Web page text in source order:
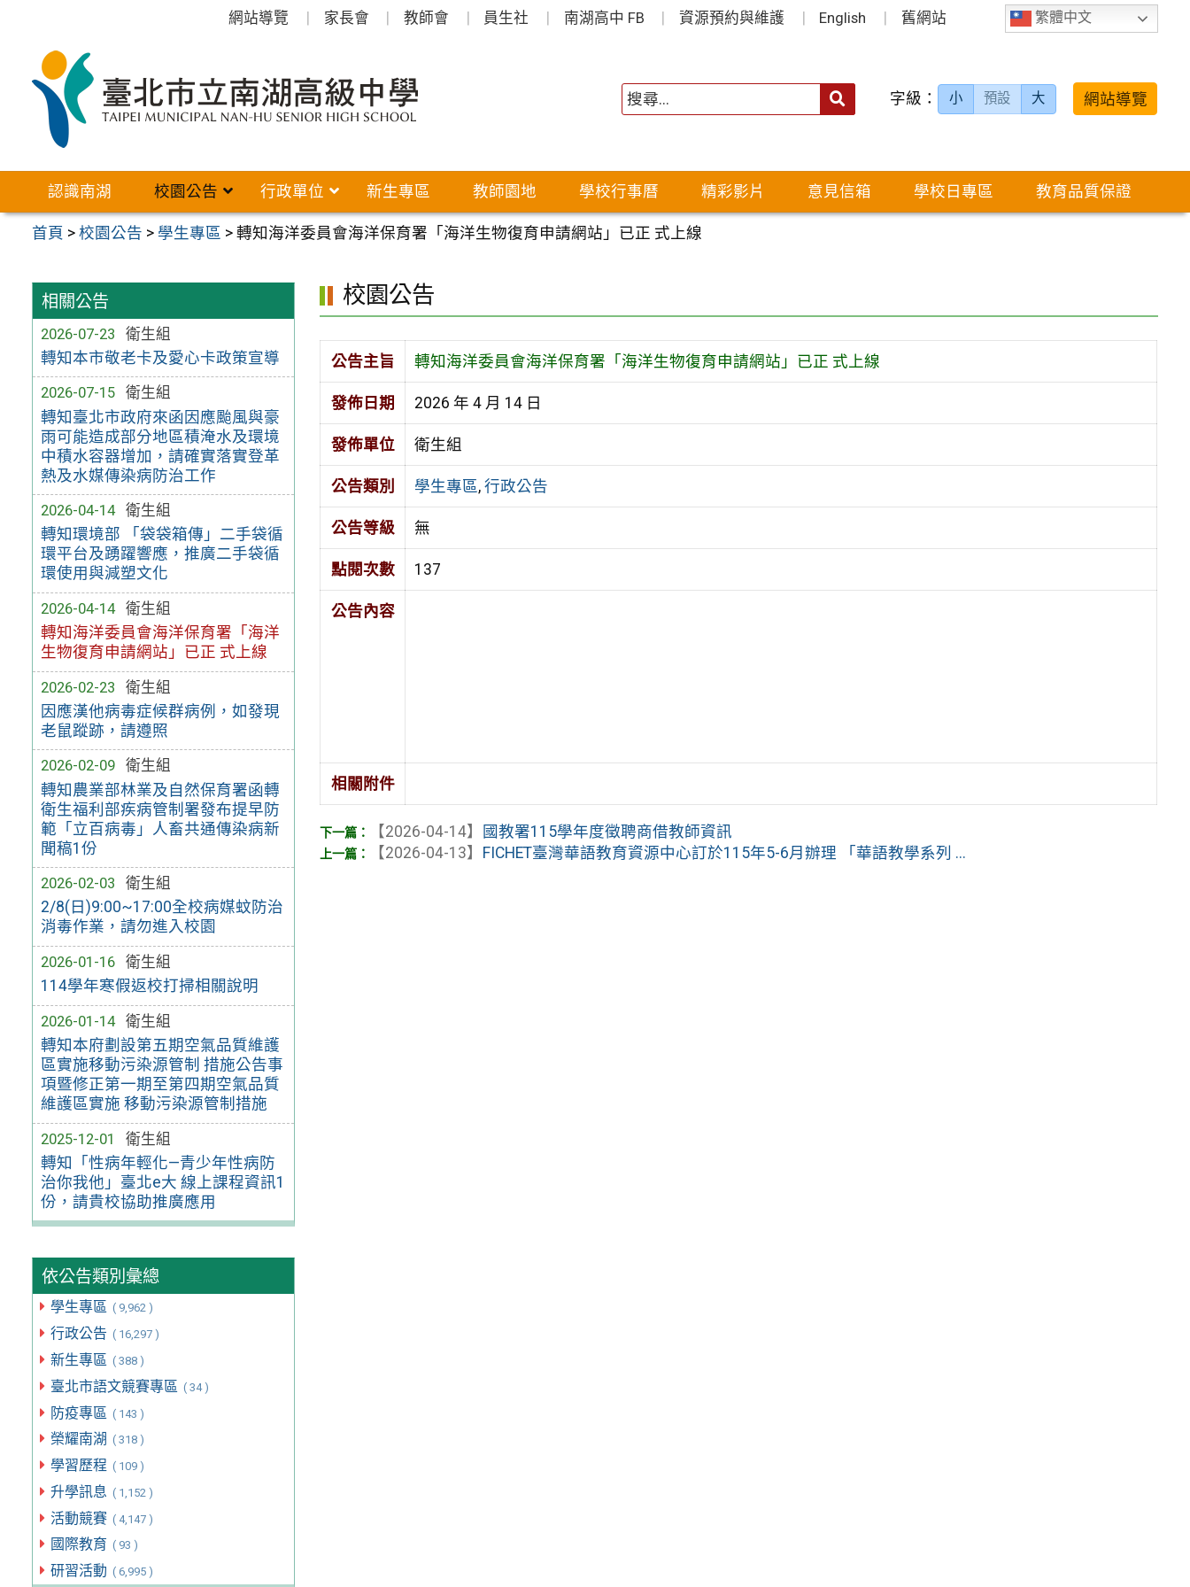
繁體中文
網站導覽 家長會 教師會 員生社 南湖高中 FB 資源預約與維護 English 舊網站
字級： 小 預設 大 網站導覽
認識南湖 校園公告 行政單位 新生專區 教師園地 學校行事曆 精彩影片 意見信箱 學校日專區 教育品質保證
首頁 >校園公告 > 學生專區 >轉知海洋委員會海洋保育署「海洋生物復育申請網站」已正 式上線
相關公告
2026-07-23
衛生組
轉知本市敬老卡及愛心卡政策宣導
2026-07-15
衛生組
轉知臺北市政府來函因應颱風與豪
雨可能造成部分地區積淹水及環境
中積水容器增加，請確實落實登革
熱及水媒傳染病防治工作
2026-04-14
衛生組
轉知環境部 「袋袋箱傳」二手袋循
環平台及踴躍響應，推廣二手袋循
環使用與減塑文化
2026-04-14
衛生組
轉知海洋委員會海洋保育署「海洋
生物復育申請網站」已正 式上線
2026-02-23
衛生組
因應漢他病毒症候群病例，如發現
老鼠蹤跡，請遵照
2026-02-09
衛生組
轉知農業部林業及自然保育署函轉
衛生福利部疾病管制署發布提早防
範「立百病毒」人畜共通傳染病新
聞稿1份
2026-02-03
衛生組
2/8(日)9:00~17:00全校病媒蚊防治
消毒作業，請勿進入校園
2026-01-16
衛生組
114學年寒假返校打掃相關說明
2026-01-14
衛生組
轉知本府劃設第五期空氣品質維護
區實施移動污染源管制 措施公告事
項暨修正第一期至第四期空氣品質
維護區實施 移動污染源管制措施
2025-12-01
衛生組
轉知「性病年輕化—青少年性病防
治你我他」臺北e大 線上課程資訊1
份，請貴校協助推廣應用
依公告類別彙總
學生專區 ( 9,962 )
行政公告 ( 16,297 )
新生專區 ( 388 )
臺北市語文競賽專區 ( 34 )
防疫專區 ( 143 )
榮耀南湖 ( 318 )
學習歷程 ( 109 )
升學訊息 ( 1,152 )
活動競賽 ( 4,147 )
國際教育 ( 93 )
研習活動 ( 6,995 )
校園公告
公告主旨 轉知海洋委員會海洋保育署「海洋生物復育申請網站」已正 式上線
發佈日期 2026 年 4 月 14 日
發佈單位 衛生組
公告類別 學生專區, 行政公告
公告等級 無
點閱次數 137
公告內容
相關附件
【2026-04-14】 國教署115學年度徵聘商借教師資訊
【2026-04-13】 FICHET臺灣華語教育資源中心訂於115年5-6月辦理 「華語教學系列 ...